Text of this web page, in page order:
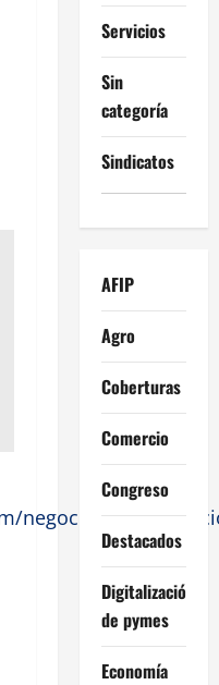
negocios/
Servicios
Sin
categoría
Sindicatos
AFIP
Agro
Coberturas
Comercio
Congreso
Destacados
Digitalización
de pymes
Economía